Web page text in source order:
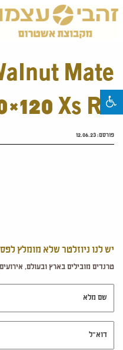
Mate
Xs Rc
פורסם:12.06.23
יש לנו ניוזלטר שלא מומלץ
טרנדים מובילים בארץ ובעולם,